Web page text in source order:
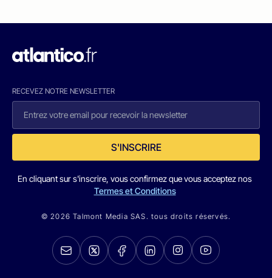
RECEVEZ NOTRE NEWSLETTER
S'INSCRIRE
En cliquant sur s'inscrire, vous confirmez que vous acceptez nos
Termes et Conditions
© 2026 Talmont Media SAS. tous droits réservés.